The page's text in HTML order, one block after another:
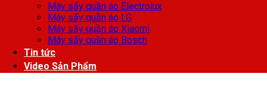
Máy sấy quần áo Electrolux
Máy sấy quần áo LG
Máy sấy quần áo Xiaomi
Máy sấy quần áo Bosch
Tin tức
Video Sản Phẩm